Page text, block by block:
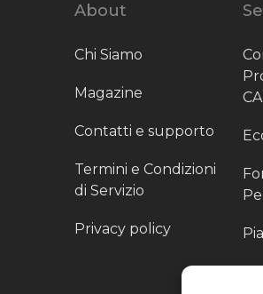
About
Chi Siamo
Magazine
Contatti e supporto
Termini e Condizioni
di Servizio
Privacy policy